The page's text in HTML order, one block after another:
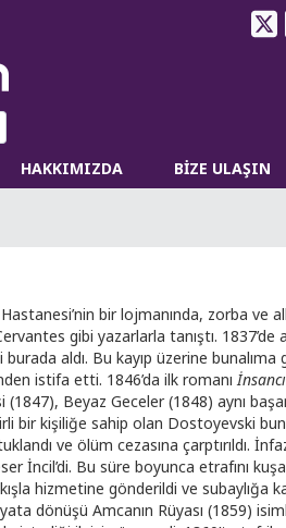
HAKKIMIZDA BİZE ULAŞIN
bir lojmanında, zorba ve
gibi yazarlarla tanıştı. 1837’de
aldı. Bu kayıp üzerine
istifa etti. 1846’da ilk romanı
Beyaz Geceler (1848) aynı
bir kişiliğe sahip olan Dostoyevski
ve ölüm cezasına çarptırıldı.
İncil’di. Bu süre boyunca etrafını
hizmetine gönderildi ve subaylığa
dönüşü Amcanın Rüyası (1859)